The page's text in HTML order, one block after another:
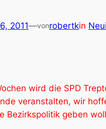
2011—vonrobertkin
wird die SPD
veranstalten, wir
Bezirkspolitik geben